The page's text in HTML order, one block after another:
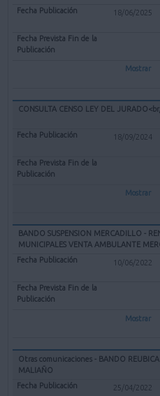
18/06/2025
Mostrar
CONSULTA CENSO LEY DEL
18/09/2024
Mostrar
BANDO SUSPENSION MERCADILLO -
MUNICIPALES VENTA AMBULANTE
10/06/2022
Mostrar
Otras comunicaciones - BANDO
MALIAÑO
25/04/2022